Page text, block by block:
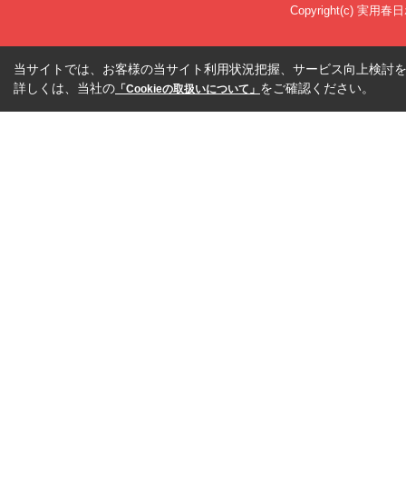
Copyright(c) 実用春
当サイトでは、お客様の当サイト利用状況把握、サービス向上検討
詳しくは、当社の 「Cookieの取扱いについて」 をご確認ください。